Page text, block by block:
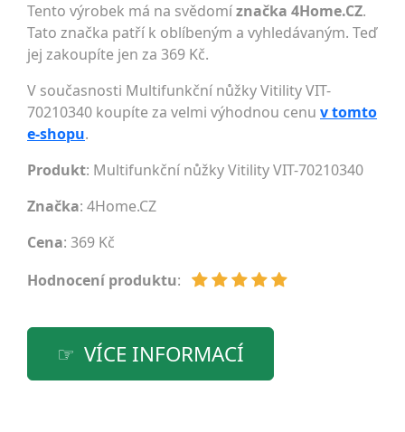
Tento výrobek má na svědomíznačka 4Home.CZ.
Tato značka patří k oblíbeným a vyhledávaným. Teď
jej zakoupíte jen za 369 Kč.
V současnosti Multifunkční nůžky Vitility VIT-
70210340 koupíte za velmi výhodnou cenu v tomto
e-shopu.
Produkt: Multifunkční nůžky Vitility VIT-70210340
Značka: 4Home.CZ
Cena: 369 Kč
Hodnocení produktu:
VÍCE INFORMACÍ